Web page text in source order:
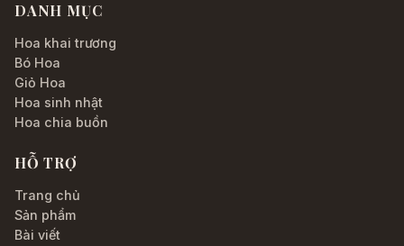
DANH MỤC
Hoa khai trương
Bó Hoa
Giỏ Hoa
Hoa sinh nhật
Hoa chia buồn
HỖ TRỢ
Trang chủ
Sản phẩm
Bài viết